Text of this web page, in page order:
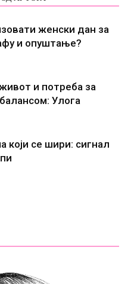
женски дан за
и опуштање?
и потреба за
Улога
који се шири: сигнал